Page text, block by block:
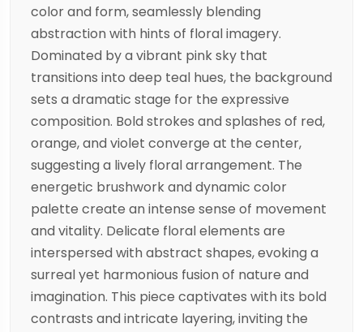
color and form, seamlessly blending
abstraction with hints of floral imagery.
Dominated by a vibrant pink sky that
transitions into deep teal hues, the background
sets a dramatic stage for the expressive
composition. Bold strokes and splashes of red,
orange, and violet converge at the center,
suggesting a lively floral arrangement. The
energetic brushwork and dynamic color
palette create an intense sense of movement
and vitality. Delicate floral elements are
interspersed with abstract shapes, evoking a
surreal yet harmonious fusion of nature and
imagination. This piece captivates with its bold
contrasts and intricate layering, inviting the